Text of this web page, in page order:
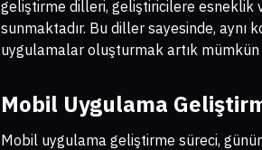
geliştirme dilleri, geliştiricilere esneklik
sunmaktadır. Bu diller sayesinde,
uygulamalar oluşturmak artık
Mobil Uygulama
Mobil uygulama geliştirme süreci,